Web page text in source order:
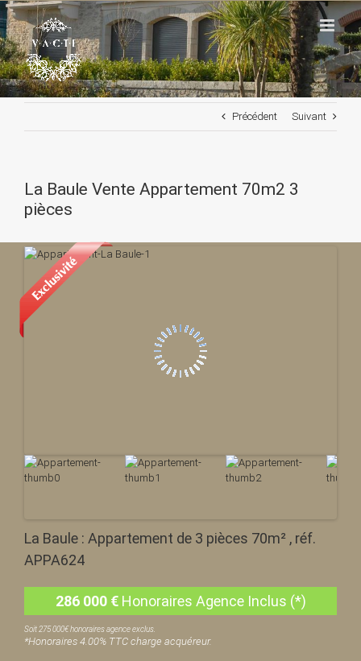
Passer
au
contenu
Précédent Suivant
La Baule Vente Appartement 70m2 3
pièces
La Baule : Appartement de 3 pièces 70m² , réf.
APPA624
286 000€ Honoraires Agence Inclus (*)
Soit 275 000€ honoraires agence exclus.
*Honoraires 4.00% TTC charge acquéreur.